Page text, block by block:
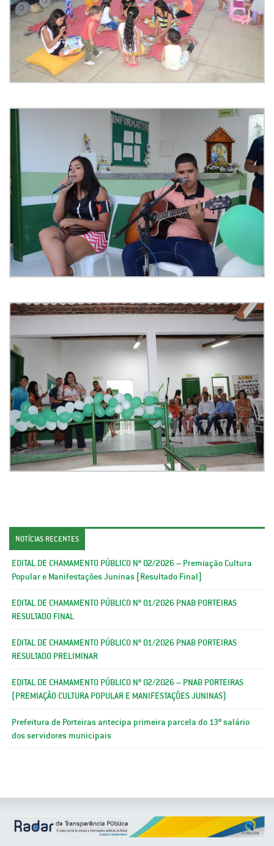
NOTÍCIAS RECENTES
EDITAL DE CHAMAMENTO PÚBLICO Nº 02/2026 – Premiação Cultura
Popular e Manifestações Juninas [Resultado Final]
EDITAL DE CHAMAMENTO PÚBLICO Nº 01/2026 PNAB PORTEIRAS
RESULTADO FINAL
EDITAL DE CHAMAMENTO PÚBLICO Nº 01/2026 PNAB PORTEIRAS
RESULTADO PRELIMINAR
EDITAL DE CHAMAMENTO PÚBLICO Nº 02/2026 – PNAB PORTEIRAS
(PREMIAÇÃO CULTURA POPULAR E MANIFESTAÇÕES JUNINAS)
Prefeitura de Porteiras antecipa primeira parcela do 13º salário
dos servidores municipais